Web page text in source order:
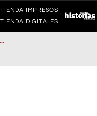
TIENDA IMPRESOS
TIENDA DIGITALES